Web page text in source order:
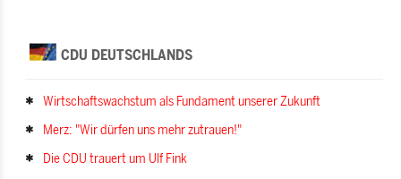
CDU DEUTSCHLANDS
Wirtschaftswachstum als Fundament unserer Zukunft
Merz: "Wir dürfen uns mehr zutrauen!"
Die CDU trauert um Ulf Fink